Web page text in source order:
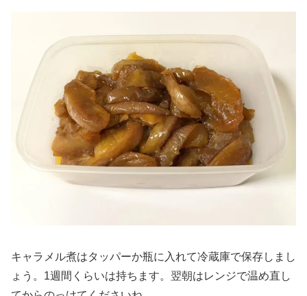
キャラメル煮はタッパーか瓶に入れて冷蔵庫で保存しまし
ょう。1週間くらいは持ちます。翌朝はレンジで温め直し